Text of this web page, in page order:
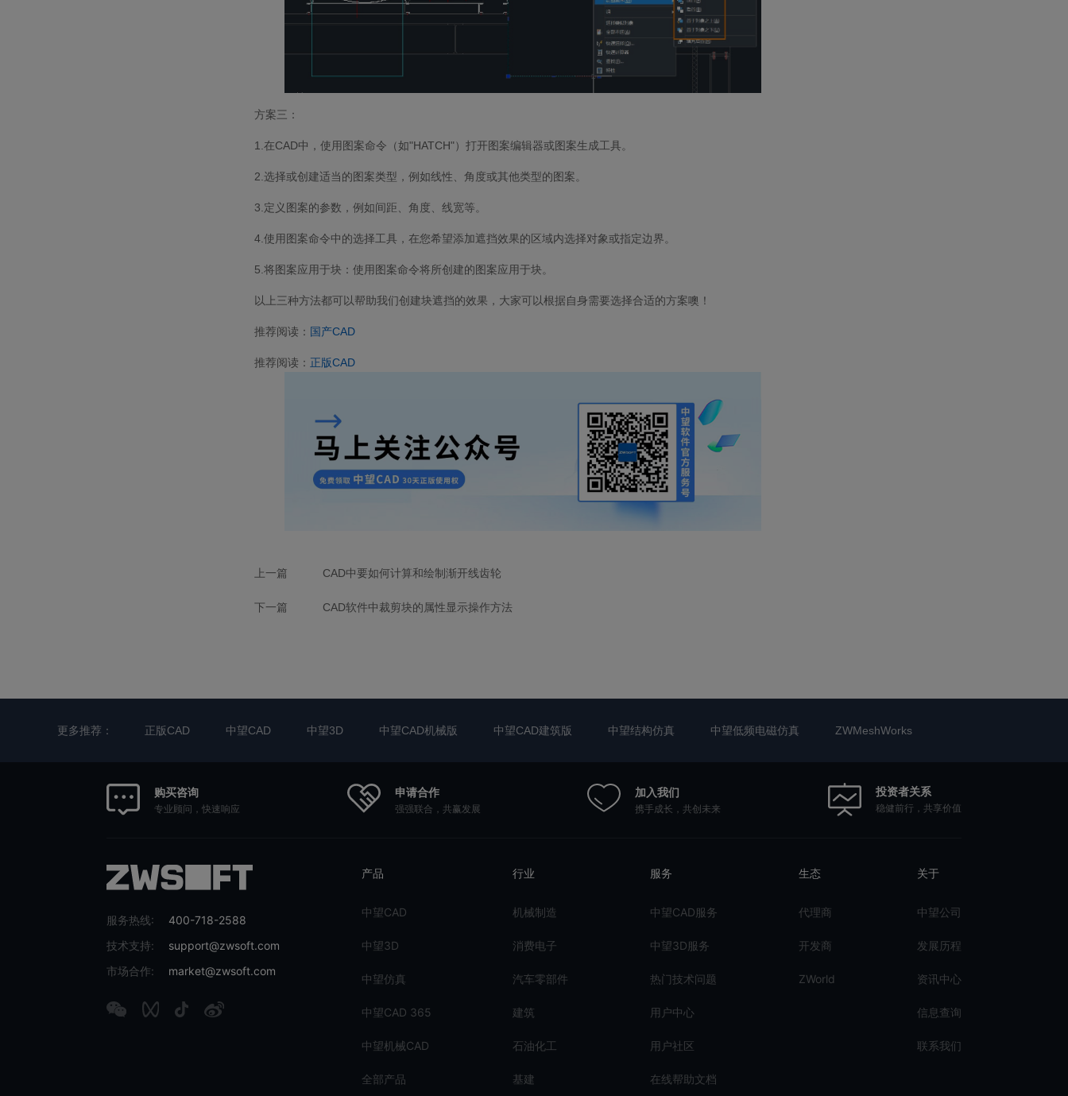
方案三：
1.在CAD中，使用图案命令（如"HATCH"）打开图案编辑器或图案生成工具。
2.选择或创建适当的图案类型，例如线性、角度或其他类型的图案。
3.定义图案的参数，例如间距、角度、线宽等。
4.使用图案命令中的选择工具，在您希望添加遮挡效果的区域内选择对象或指定边界。
5.将图案应用于块：使用图案命令将所创建的图案应用于块。
以上三种方法都可以帮助我们创建块遮挡的效果，大家可以根据自身需要选择合适的方案噢！
推荐阅读： 国产CAD
推荐阅读： 正版CAD
上一篇 CAD中要如何计算和绘制渐开线齿轮
下一篇 CAD软件中裁剪块的属性显示操作方法
更多推荐： 正版CAD 中望CAD 中望3D 中望CAD机械版 中望CAD建筑版 中望结构仿真 中望低频电磁仿真 ZWMeshWorks
购买咨询
专业顾问，快速响应
申请合作
强强联合，共赢发展
加入我们
携手成长，共创未来
投资者关系
稳健前行，共享价值
服务热线:
400-718-2588
技术支持:
support@zwsoft.com
市场合作:
market@zwsoft.com
产品
中望CAD
中望3D
中望仿真
中望CAD 365
中望机械CAD
全部产品
行业
机械制造
消费电子
汽车零部件
建筑
石油化工
基建
服务
中望CAD服务
中望3D服务
热门技术问题
用户中心
用户社区
在线帮助文档
生态
代理商
开发商
ZWorld
关于
中望公司
发展历程
资讯中心
信息查询
联系我们